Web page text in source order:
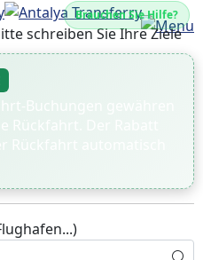
Brauchen Sie Hilfe?
schreiben Sie Ihre Ziele
Buchungen gewähren
Rückfahrt. Der Rabatt
Rückfahrt automatisch